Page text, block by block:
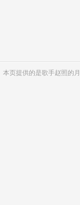
本页提供的是歌手赵照的